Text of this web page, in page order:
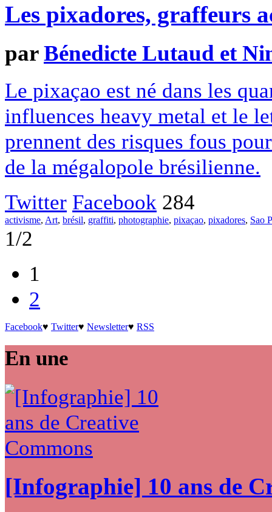
Les pixadores, graffeurs
parBénedicte Lutaud et
Le pixaçao est né dans les
influences heavy metal et le
prennent des risques fous
de la mégalopole brésilienne.
Twitter Facebook 284
activisme, Art, brésil, graffiti, photographie, pixaçao, pixadores, Sao
1/2
1
2
Facebook♥ Twitter♥ Newsletter♥ RSS
En une
[Infographie] 10 ans de